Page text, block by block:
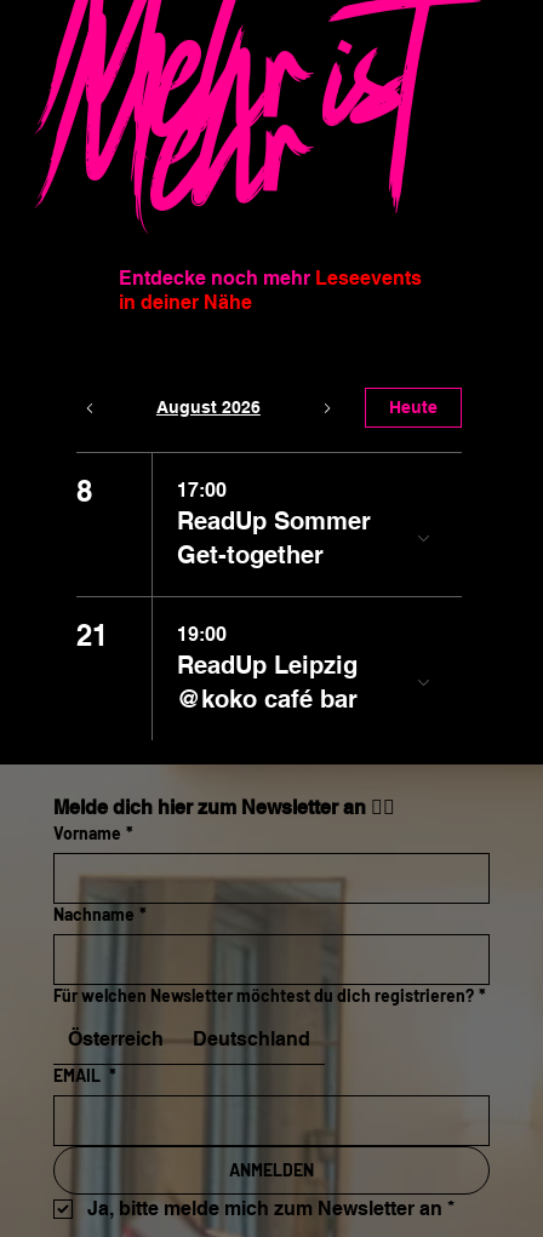
Mehr ist
Mehr
Entdecke noch mehr Leseevents
in deiner Nähe
August 2026 Heute
8 17:00
ReadUp Sommer
Get-together
21 19:00
ReadUp Leipzig
@koko café bar
Melde dich hier zum Newsletter an 👇🏼
Vorname *
Nachname *
Für welchen Newsletter möchtest du dich registrieren? *
Österreich Deutschland
EMAIL *
ANMELDEN
Ja, bitte melde mich zum Newsletter an *